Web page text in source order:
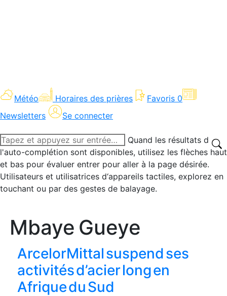
Météo Horaires des prières Favoris 0
Newsletters
Se connecter
Recherche
:
Quand les résultats de
l'auto-complétion sont disponibles, utilisez les flèches haut
et bas pour évaluer entrer pour aller à la page désirée.
Utilisateurs et utilisatrices d‘appareils tactiles, explorez en
touchant ou par des gestes de balayage.
Mbaye Gueye
ArcelorMittal suspend ses
activités d’acier long en
Afrique du Sud